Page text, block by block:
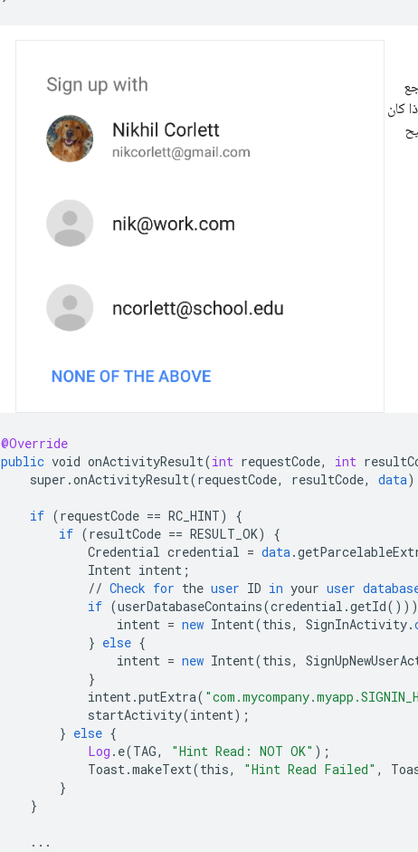
كان
@Override
public void onActivityResult(int requestCode, int
super .onActivityResult(requestCode, resultCode, data
if (requestCode == RC_HINT)
{
if (resultCode == RESULT_OK)
{
Credential credential = data.
Intent intent ;
// Check for the user ID in your user
if (userDatabaseContains(credential .getId()))
intent = new Intent(this, SignInActivity.
} else {
intent = new Intent(this,
}
intent.putExtra(
startActivity(intent);
} else {
Log . e(TAG, "Hint Read: NOT OK" );
Toast.makeText(this, "Hint Read Failed" ,
}
}
...